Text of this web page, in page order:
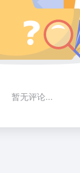
暂无评论...